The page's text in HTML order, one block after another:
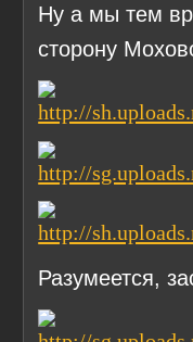
Ну а мы тем
сторону
Разумеется,